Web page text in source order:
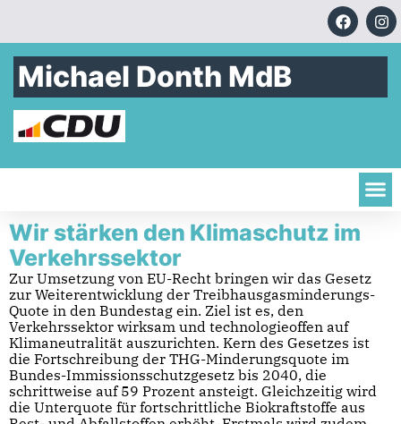
Michael Donth MdB
Wir stärken den Klimaschutz im
Verkehrssektor
Zur Umsetzung von EU-Recht bringen wir das Gesetz
zur Weiterentwicklung der Treibhausgasminderungs-
Quote in den Bundestag ein. Ziel ist es, den
Verkehrssektor wirksam und technologieoffen auf
Klimaneutralität auszurichten. Kern des Gesetzes ist
die Fortschreibung der THG-Minderungsquote im
Bundes-Immissionsschutzgesetz bis 2040, die
schrittweise auf 59 Prozent ansteigt. Gleichzeitig wird
die Unterquote für fortschrittliche Biokraftstoffe aus